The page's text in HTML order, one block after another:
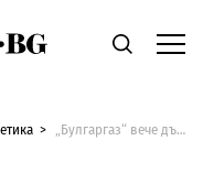
Economic.bgТърсене
„Булгаргаз“ вече дължи 600 млн. лв. на „Боташ“